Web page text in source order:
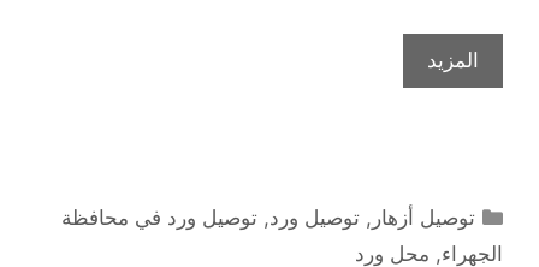
المزيد
التصنيفات
توصيل أزهار ,توصيل ورد,توصيل ورد في محافظة
الجهراء, محل ورد